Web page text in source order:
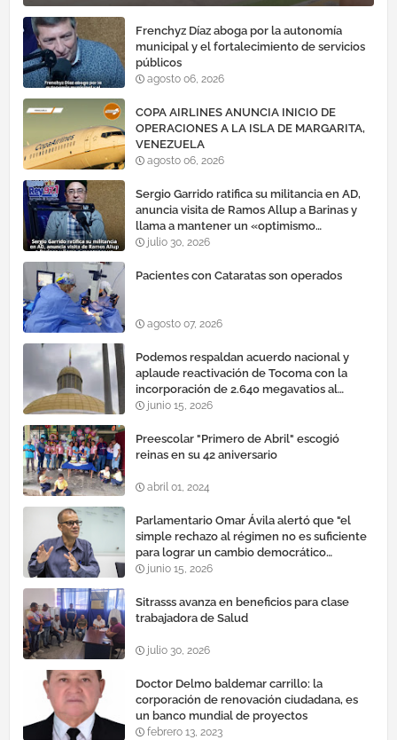
Frenchyz Díaz aboga por la autonomía
municipal y el fortalecimiento de servicios
públicos
agosto 06, 2026
COPA AIRLINES ANUNCIA INICIO DE
OPERACIONES A LA ISLA DE MARGARITA,
VENEZUELA
agosto 06, 2026
Sergio Garrido ratifica su militancia en AD,
anuncia visita de Ramos Allup a Barinas y
llama a mantener un «optimismo
cauteloso»
julio 30, 2026
Pacientes con Cataratas son operados
agosto 07, 2026
Podemos respaldan acuerdo nacional y
aplaude reactivación de Tocoma con la
incorporación de 2.640 megavatios al
sistema eléctrico nacional
junio 15, 2026
Preescolar "Primero de Abril" escogió
reinas en su 42 aniversario
abril 01, 2024
Parlamentario Omar Ávila alertó que "el
simple rechazo al régimen no es suficiente
para lograr un cambio democrático
efectivo"
junio 15, 2026
Sitrasss avanza en beneficios para clase
trabajadora de Salud
julio 30, 2026
Doctor Delmo baldemar carrillo: la
corporación de renovación ciudadana, es
un banco mundial de proyectos
febrero 13, 2023